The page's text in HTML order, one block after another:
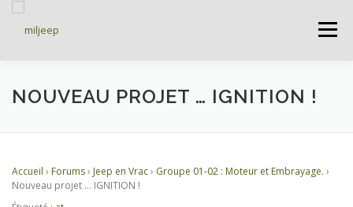
Menu
ACCUEIL ARTICLES PETITES ANNONCES
NOUVEAU PROJET … IGNITION !
Accueil › Forums› Jeep en Vrac› Groupe 01-02 : Moteur et Embrayage. ›
Nouveau projet … IGNITION !